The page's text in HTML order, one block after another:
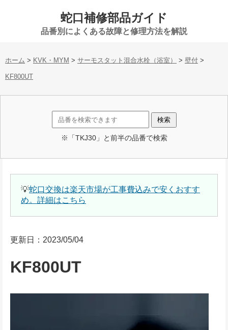
蛇口補修部品ガイド
品番別によくある故障と修理方法を解説
ホーム > KVK・MYM > サーモスタット混合水栓（浴室） > 壁付 >
KF800UT
※「TKJ30」と前半の品番で検索
💡蛇口交換は楽天市場が工事費込みで安くおすす
め。詳細はこちら
更新日：2023/05/04
KF800UT